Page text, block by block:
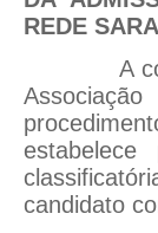
REDE
A
candidato